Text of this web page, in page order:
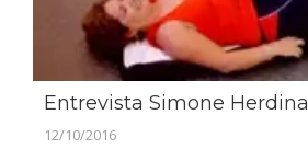
Entrevista Simone Herdina
12/10/2016